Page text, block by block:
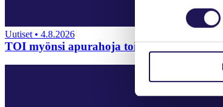
Uutiset • 4.8.2026
TOI myönsi apurahoja